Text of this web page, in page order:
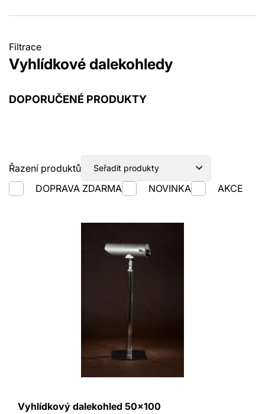
Filtrace
Filtrace
81070.00 kč
Vyhlídkové dalekohledy
DOPORUČENÉ PRODUKTY
Řazení produktů
DOPRAVA ZDARMA
NOVINKA AKCE
Vyhlídkový dalekohled 50x100